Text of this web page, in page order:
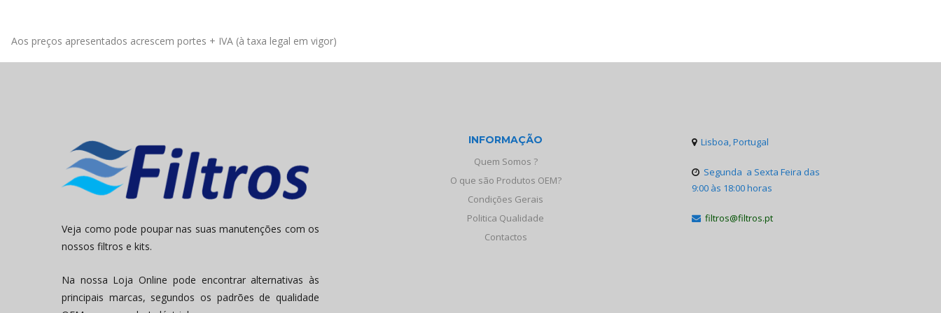
Aos preços apresentados acrescem portes + IVA (à taxa legal em vigor)
Veja como pode poupar nas suas manutenções com os
nossos filtros e kits.
Na nossa Loja Online pode encontrar alternativas às
principais marcas, segundos os padrões de qualidade
INFORMAÇÃO
Quem Somos ?
O que são Produtos OEM?
Condições Gerais
Politica Qualidade
Contactos
 Lisboa, Portugal
 Segunda a Sexta Feira das
9:00 às 18:00 horas
 filtros@filtros.pt